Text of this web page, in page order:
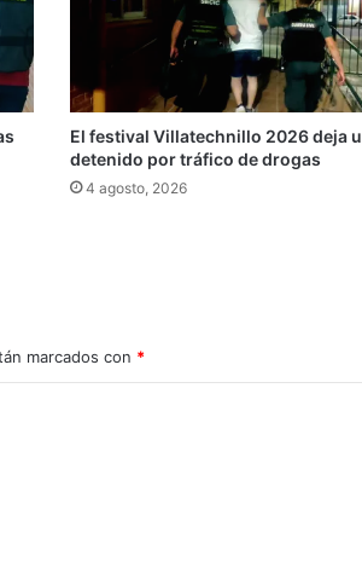
El festival Villatechnillo 2026 deja
detenido por tráfico de drogas
4 agosto, 2026
marcados con *